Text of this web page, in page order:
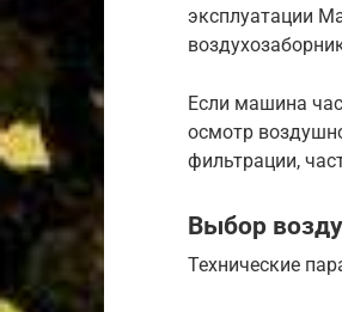
эксплуатации
Если машина
осмотр
фильтрации,
Выбор
Технические